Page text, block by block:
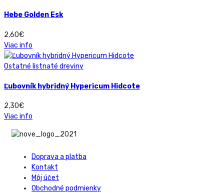
Hebe Golden Esk
2,60€
Viac info
Ostatné listnaté dreviny
Ľubovník hybridný Hypericum Hidcote
2,30€
Viac info
Doprava a platba
Kontakt
Môj účet
Obchodné podmienky